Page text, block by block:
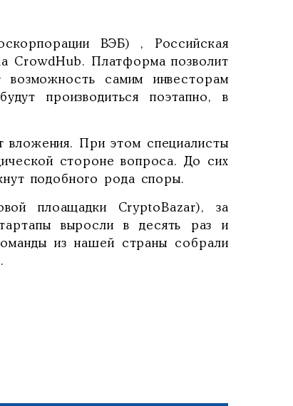
ВЭБ) , Российская
CrowdHub. Платформа позволит
возможность самим инвесторам
производиться поэтапно, в
вложения. При этом специалисты
стороне вопроса. До сих
подобного рода споры.
плоащадки CryptoBazar), за
выросли в десять раз и
из нашей страны собрали